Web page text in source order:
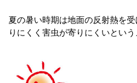
夏の暑い時期は地面の反射熱を
りにくく害虫が寄りにくいという